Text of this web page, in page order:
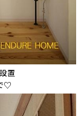
置
♡